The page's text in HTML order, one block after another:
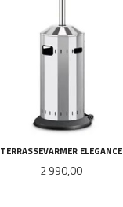
TERRASSEVARMER ELEGANCE
Pris
2 990,00